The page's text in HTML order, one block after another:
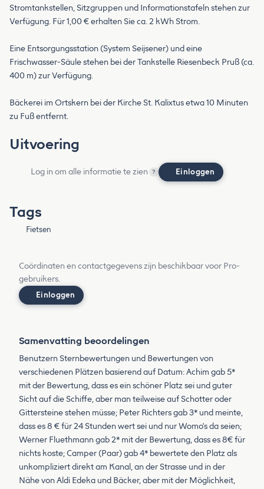
Stromtankstellen, Sitzgruppen und Informationstafeln stehen zur
Verfügung. Für 1,00 € erhalten Sie ca. 2 kWh Strom.
Eine Entsorgungsstation (System Seijsener) und eine
Frischwasser-Säule stehen bei der Tankstelle Riesenbeck Pruß (ca.
400 m) zur Verfügung.
Bäckerei im Ortskern bei der Kirche St. Kalixtus etwa 10 Minuten
zu Fuß entfernt.
Uitvoering
Log in om alle informatie te zien ? Einloggen
Tags
Fietsen
Coördinaten en contactgegevens zijn beschikbaar voor Pro-
gebruikers.
Einloggen
Samenvatting beoordelingen
Benutzern Sternbewertungen und Bewertungen von
verschiedenen Plätzen basierend auf Datum: Achim gab 5*
mit der Bewertung, dass es ein schöner Platz sei und guter
Sicht auf die Schiffe, aber man teilweise auf Schotter oder
Gittersteine stehen müsse; Peter Richters gab 3* und meinte,
dass es 8 € für 24 Stunden wert sei und nur Womo's da seien;
Werner Fluethmann gab 2* mit der Bewertung, dass es 8€ für
nichts koste; Camper (Paar) gab 4* bewertete den Platz als
unkompliziert direkt am Kanal, an der Strasse und in der
Nähe von Aldi Edeka und Bäcker, aber mit der Möglichkeit,